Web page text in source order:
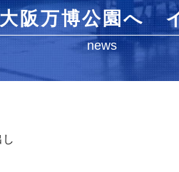
万博公園へ
news